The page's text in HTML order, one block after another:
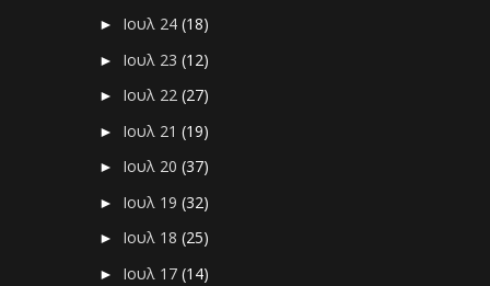
► Ιουλ 24(18)
► Ιουλ 23(12)
► Ιουλ 22(27)
► Ιουλ 21(19)
► Ιουλ 20(37)
► Ιουλ 19(32)
► Ιουλ 18(25)
► Ιουλ 17(14)